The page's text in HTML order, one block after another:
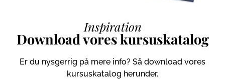
Inspiration
Download vores kursuskatalog
Er du nysgerrig på mere info? Så download vores
kursuskatalog herunder.